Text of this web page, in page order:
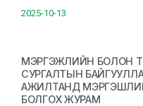
2025-10-13
МЭРГЭЖЛИЙН БОЛОН
СУРГАЛТЫН
АЖИЛТАНД
БОЛГОХ ЖУРАМ